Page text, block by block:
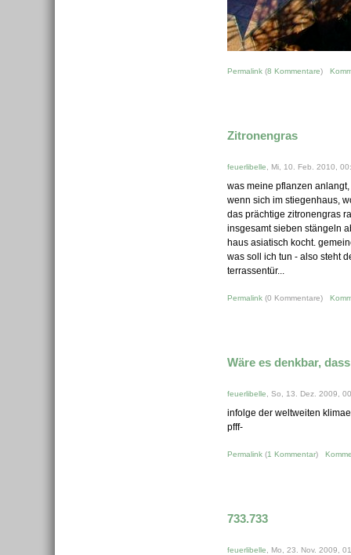
Permalink (8 Kommentare)
Zitronengras
feuerlibelle , Mi, 10. Feb. 2010,
was meine pflanzen
wenn sich im stiegenhaus,
das prächtige zitronengras
insgesamt sieben stängeln
haus asiatisch kocht.
was soll ich tun - also steht
terrassentür...
Permalink (0 Kommentare)
Wäre es denkbar,
feuerlibelle , So, 13. Dez. 2009,
infolge der weltweiten
pfff-
Permalink (1 Kommentar)
733.733
feuerlibelle , Mo, 23. Nov. 2009,